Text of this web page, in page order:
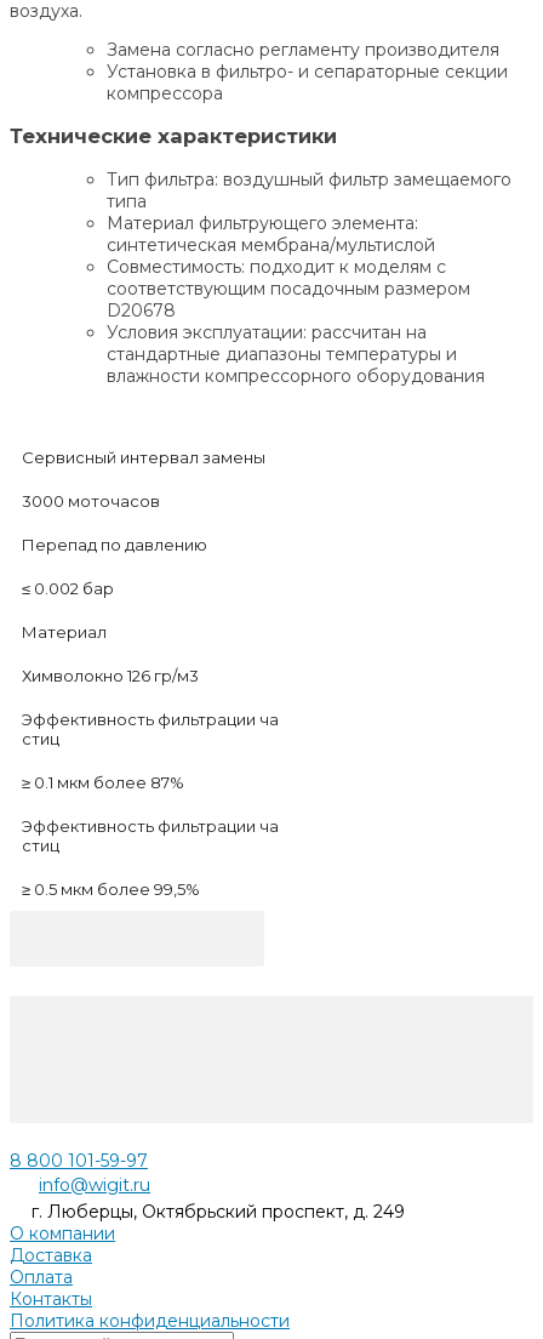
воздуха.
Замена согласно регламенту производителя
Установка в фильтро- и сепараторные секции
компрессора
Технические характеристики
Тип фильтра: воздушный фильтр замещаемого
типа
Материал фильтрующего элемента:
синтетическая мембрана/мультислой
Совместимость: подходит к моделям с
соответствующим посадочным размером
D20678
Условия эксплуатации: рассчитан на
стандартные диапазоны температуры и
влажности компрессорного оборудования
Сервисный интервал замены
3000 моточасов
Перепад по давлению
≤ 0.002 бар
Материал
Химволокно 126 гр/м3
Эффективность фильтрации ча
стиц
≥ 0.1 мкм более 87%
Эффективность фильтрации ча
стиц
≥ 0.5 мкм более 99,5%
8 800 101-59-97
info@wigit.ru
г. Люберцы, Октябрьский проспект, д. 249
О компании
Доставка
Оплата
Контакты
Политика конфиденциальности